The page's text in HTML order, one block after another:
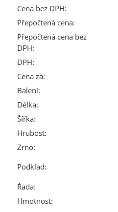
Cena bez DPH:
Přepočtená cena:
Přepočtená cena bez
DPH:
DPH:
Cena za:
Balení:
Délka:
Šířka:
Hrubost:
Zrno:
Podklad:
Řada:
Hmotnost: